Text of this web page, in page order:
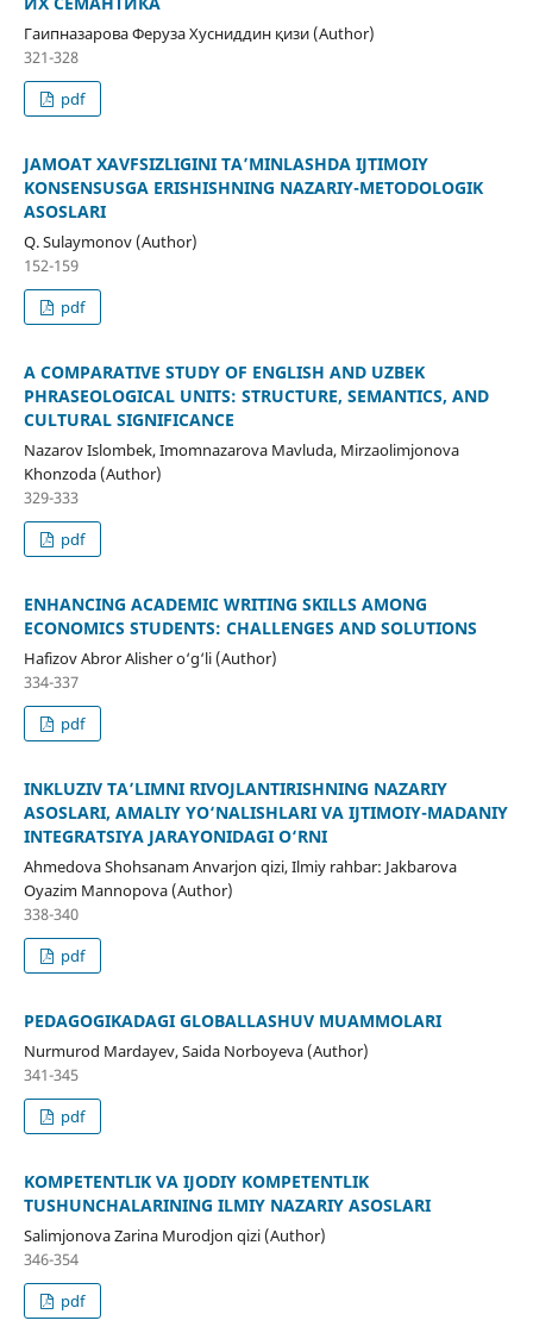
Гаипназарова Феруза Хусниддин қизи (Author)
321-328
pdf
JAMOAT XAVFSIZLIGINI TA’MINLASHDA IJTIMOIY
KONSENSUSGA ERISHISHNING NAZARIY-METODOLOGIK
ASOSLARI
Q. Sulaymonov (Author)
152-159
pdf
A COMPARATIVE STUDY OF ENGLISH AND UZBEK
PHRASEOLOGICAL UNITS: STRUCTURE, SEMANTICS, AND
CULTURAL SIGNIFICANCE
Nazarov Islombek, Imomnazarova Mavluda, Mirzaolimjonova
Khonzoda (Author)
329-333
pdf
ENHANCING ACADEMIC WRITING SKILLS AMONG
ECONOMICS STUDENTS: CHALLENGES AND SOLUTIONS
Hafizov Abror Alisher o‘g‘li (Author)
334-337
pdf
INKLUZIV TA’LIMNI RIVOJLANTIRISHNING NAZARIY
ASOSLARI, AMALIY YO‘NALISHLARI VA IJTIMOIY-MADANIY
INTEGRATSIYA JARAYONIDAGI O‘RNI
Ahmedova Shohsanam Anvarjon qizi, Ilmiy rahbar: Jakbarova
Oyazim Mannopova (Author)
338-340
pdf
PEDAGOGIKADAGI GLOBALLASHUV MUAMMOLARI
Nurmurod Mardayev, Saida Norboyeva (Author)
341-345
pdf
KOMPETENTLIK VA IJODIY KOMPETENTLIK
TUSHUNCHALARINING ILMIY NAZARIY ASOSLARI
Salimjonova Zarina Murodjon qizi (Author)
346-354
pdf